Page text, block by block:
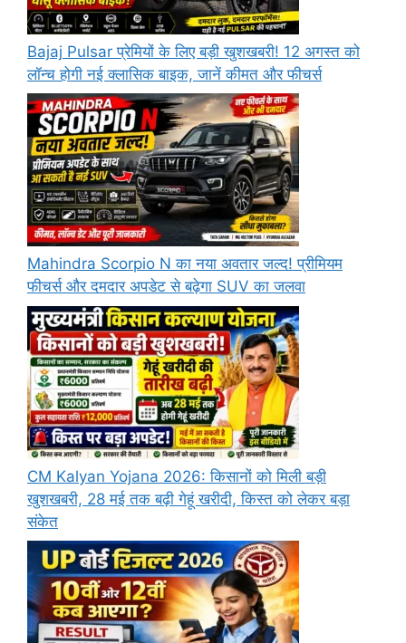
Bajaj Pulsar प्रेमियों के लिए बड़ी खुशखबरी! 12 अगस्त को
लॉन्च होगी नई क्लासिक बाइक, जानें कीमत और फीचर्स
Mahindra Scorpio N का नया अवतार जल्द! प्रीमियम
फीचर्स और दमदार अपडेट से बढ़ेगा SUV का जलवा
CM Kalyan Yojana 2026: किसानों को मिली बड़ी
खुशखबरी, 28 मई तक बढ़ी गेहूं खरीदी, किस्त को लेकर बड़ा
संकेत